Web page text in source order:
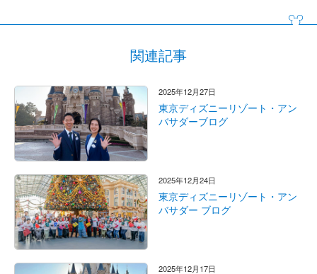
関連記事
2025年12月27日
東京ディズニーリゾート・アン
バサダーブログ
2025年12月24日
東京ディズニーリゾート・アン
バサダー ブログ
2025年12月17日